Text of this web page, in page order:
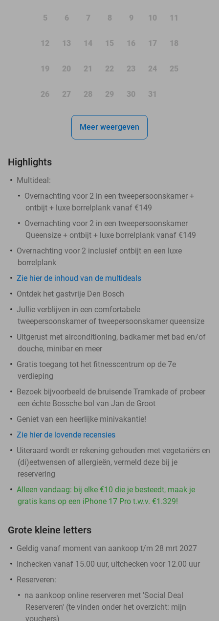
5 6 7 8 9 10 11
12 13 14 15 16 17 18
19 20 21 22 23 24 25
26 27 28 29 30 31
Meer weergeven
Highlights
Multideal:
Overnachting voor 2 in een tweepersoonskamer +
ontbijt + luxe borrelplank vanaf €149
Overnachting voor 2 in een tweepersoonskamer
Queensize + ontbijt + luxe borrelplank vanaf €149
Overnachting voor 2 inclusief ontbijt en een luxe
borrelplank
Zie hier de inhoud van de multideals
Ontdek het gastvrije Den Bosch
Jullie verblijven in een comfortabele
tweepersoonskamer of tweepersoonskamer queensize
Uitgerust met airconditioning, badkamer met bad en/of
douche, minibar en meer
Gratis toegang tot het fitnesscentrum op de 7e
verdieping
Bezoek bijvoorbeeld de bruisende Tramkade of probeer
een échte Bossche bol van Jan de Groot
Geniet van een heerlijke minivakantie!
Zie hier de lovende recensies
Uiteraard wordt er rekening gehouden met vegetariërs en
(di)eetwensen of allergieën, vermeld deze bij je
reservering
Alleen vandaag: bij elke €10 die je besteedt, maak je
gratis kans op een iPhone 17 Pro t.w.v. €1.329!
Grote kleine letters
Geldig vanaf moment van aankoop t/m 28 mrt 2027
Inchecken vanaf 15.00 uur, uitchecken voor 12.00 uur
Reserveren:
na aankoop online reserveren met 'Social Deal
Reserveren' (te vinden onder het overzicht: mijn
vouchers)